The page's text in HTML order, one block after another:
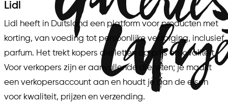
Lidl
Lidl heeft in Duitsland een platform voor producten met
korting, van voeding tot persoonlijke verzorging, inclusief
parfum. Het trekt kopers die letten op prijs en kwaliteit.
Voor verkopers zijn er aanvullende diensten; je maakt
een verkopersaccount aan en houdt je aan de eisen
voor kwaliteit, prijzen en verzending.